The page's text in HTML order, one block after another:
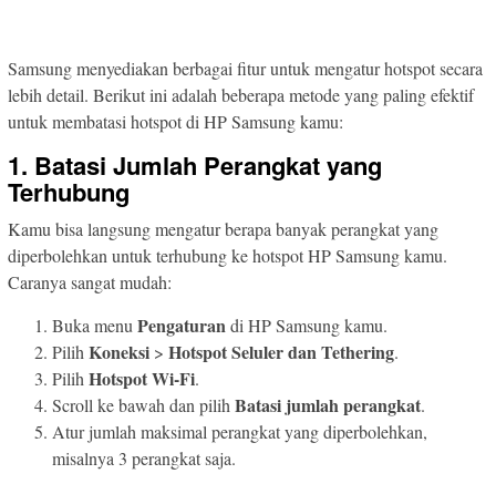
Samsung menyediakan berbagai fitur untuk mengatur hotspot secara
lebih detail. Berikut ini adalah beberapa metode yang paling efektif
untuk membatasi hotspot di HP Samsung kamu:
1. Batasi Jumlah Perangkat yang
Terhubung
Kamu bisa langsung mengatur berapa banyak perangkat yang
diperbolehkan untuk terhubung ke hotspot HP Samsung kamu.
Caranya sangat mudah:
Buka menu Pengaturandi HP Samsung kamu.
Pilih Koneksi > Hotspot Seluler dan Tethering.
Pilih Hotspot Wi-Fi.
Scroll ke bawah dan pilih Batasi jumlah perangkat.
Atur jumlah maksimal perangkat yang diperbolehkan,
misalnya 3 perangkat saja.